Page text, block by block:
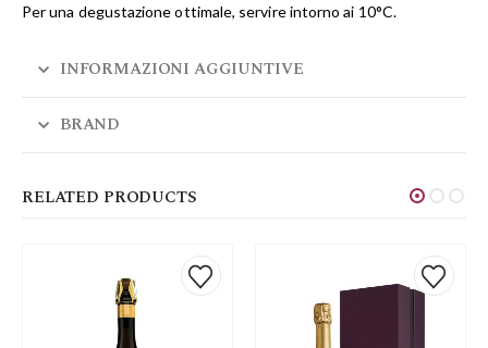
Per una degustazione ottimale, servire intorno ai 10°C.
INFORMAZIONI AGGIUNTIVE
BRAND
RELATED PRODUCTS